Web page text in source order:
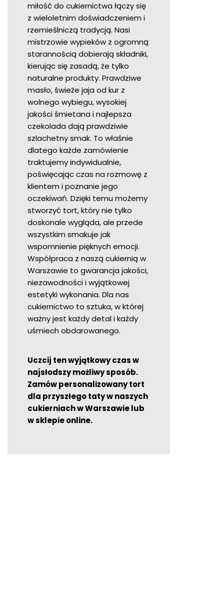
miłość do cukiernictwa łączy się
z wieloletnim doświadczeniem i
rzemieślniczą tradycją. Nasi
mistrzowie wypieków z ogromną
starannością dobierają składniki,
kierując się zasadą, że tylko
naturalne produkty. Prawdziwe
masło, świeże jaja od kur z
wolnego wybiegu, wysokiej
jakości śmietana i najlepsza
czekolada dają prawdziwie
szlachetny smak. To właśnie
dlatego każde zamówienie
traktujemy indywidualnie,
poświęcając czas na rozmowę z
klientem i poznanie jego
oczekiwań. Dzięki temu możemy
stworzyć tort, który nie tylko
doskonale wygląda, ale przede
wszystkim smakuje jak
wspomnienie pięknych emocji.
Współpraca z naszą cukiernią w
Warszawie to gwarancja jakości,
niezawodności i wyjątkowej
estetyki wykonania. Dla nas
cukiernictwo to sztuka, w której
ważny jest każdy detal i każdy
uśmiech obdarowanego.
Uczcij ten wyjątkowy czas w
najsłodszy możliwy sposób.
Zamów personalizowany tort
dla przyszłego taty w naszych
cukierniach w Warszawie lub
w sklepie online.